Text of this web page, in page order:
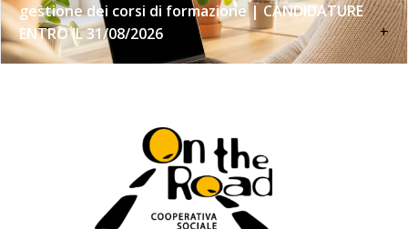
gestione dei corsi di formazione | CANDIDATURE
ENTRO IL 31/08/2026
+